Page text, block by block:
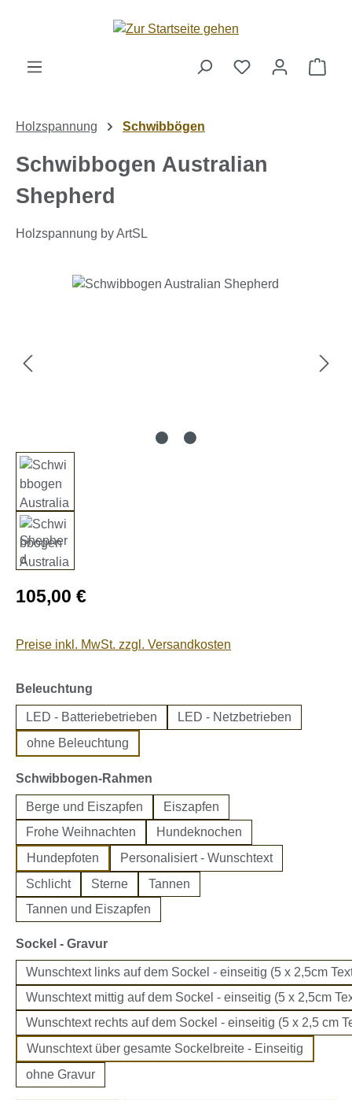
Zum Hauptinhalt springen
Holzspannung Schwibbögen
Schwibbogen Australian
Shepherd
Holzspannung by ArtSL
Bildergalerie überspringen
Regulärer Preis:
105,00 €
Preise inkl. MwSt. zzgl. Versandkosten
Beleuchtung
LED - Batteriebetrieben
LED - Netzbetrieben
ohne Beleuchtung
Schwibbogen-Rahmen
Berge und Eiszapfen
Eiszapfen
Frohe Weihnachten
Hundeknochen
Hundepfoten
Personalisiert - Wunschtext
Schlicht
Sterne
Tannen
Tannen und Eiszapfen
Sockel - Gravurauswählen
Wunschtext links auf dem Sockel - einseitig (5 x 2,5cm
Wunschtext mittig auf dem Sockel - einseitig (5 x 2,5cm
Wunschtext rechts auf dem Sockel - einseitig (5 x 2,5 cm
Wunschtext über gesamte Sockelbreite - Einseitig
ohne Gravur